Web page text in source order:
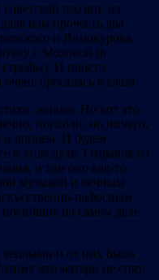
поэзии, на
нам прочесть два
и Винокурова,
с Моховой (в
строфы). И просто
бросалась в глаза.
живые. Но вот это
погибли, но ничего,
и допоем. И будем
в этом духе. Отрывок из
и там оно как-то
музыкой и вечным
пафосным.
на самом деле
и от них было
что матери не спят